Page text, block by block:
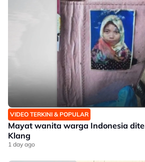
VIDEO TERKINI & POPULAR
Mayat wanita warga Indonesia
Klang
1 day ago